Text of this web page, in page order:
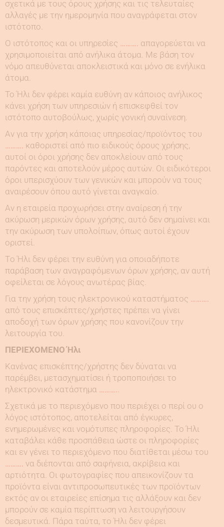
σχετικά με τους όρους χρήσης και τις τελευταίες
αλλαγές με την ημερομηνία που αναγράφεται στον
ιστότοπο.
Ο ιστότοπος και οι υπηρεσίες ………. απαγορεύεται να
χρησιμοποιείται από ανήλικα άτομα. Με βάση τον
νόμο απευθύνεται αποκλειστικά και μόνο σε ενήλικα
άτομα.
Το Ήλι δεν φέρει καμία ευθύνη αν κάποιος ανήλικος
κάνει χρήση των υπηρεσιών ή επισκεφθεί τον
ιστότοπο αυτοβούλως, χωρίς γονική συναίνεση.
Αν για την χρήση κάποιας υπηρεσίας/προϊόντος του
………. καθοριστεί από πιο ειδικούς όρους χρήσης,
αυτοί οι όροι χρήσης δεν αποκλείουν από τους
παρόντες και αποτελούν μέρος αυτών. Οι ειδικότεροι
όροι υπερισχύουν των γενικών και μπορούν να τους
αναιρέσουν όπου αυτό γίνεται αναγκαίο.
Αν η εταιρεία προχωρήσει στην αναίρεση ή την
ακύρωση μερικών όρων χρήσης, αυτό δεν σημαίνει και
την ακύρωση των υπολοίπων, όπως αυτοί έχουν
οριστεί.
Τo Ήλι δεν φέρει την ευθύνη για οποιαδήποτε
παράβαση των αναγραφόμενων όρων χρήσης, αν αυτή
οφείλεται σε λόγους ανωτέρας βίας.
Για την χρήση τους ηλεκτρονικού καταστήματος ……….
από τους επισκέπτες/χρήστες πρέπει να γίνει
αποδοχή των όρων χρήσης που κανονίζουν την
λειτουργία του.
ΠΕΡΙΕΧΟΜΕΝΟ Ήλι
Κανένας επισκέπτης/χρήστης δεν δύναται να
παρέμβει, μετασχηματίσει ή τροποποιήσει το
ηλεκτρονικό κατάστημα ………..
Σχετικά με το περιεχόμενο που περιέχει ο περί ου ο
λόγος ιστότοπος, αποτελείται από έγκυρες,
ενημερωμένες και νομότυπες πληροφορίες. Το Ήλι
καταβάλει κάθε προσπάθεια ώστε οι πληροφορίες
και εν γένει το περιεχόμενο που διατίθεται μέσω του
………. να διέπονται από σαφήνεια, ακρίβεια και
αρτιότητα. Οι φωτογραφίες που απεικονίζουν τα
προϊόντα είναι αντιπροσωπευτικές των προϊόντων
εκτός αν οι εταιρείες επίσημα τις αλλάξουν και δεν
μπορούν σε καμία περίπτωση να λειτουργήσουν
δεσμευτικά. Πάρα ταύτα, το Ήλι δεν φέρει